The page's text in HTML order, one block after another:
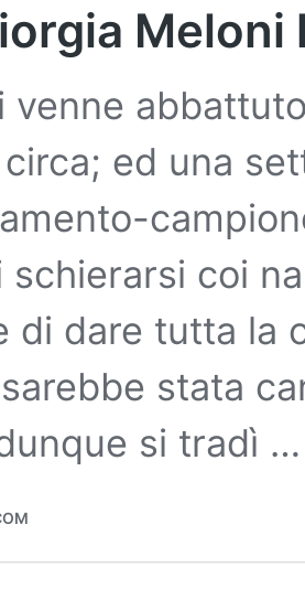
venne
ed una
schierarsi coi
di dare tutta la
stata
si tradì